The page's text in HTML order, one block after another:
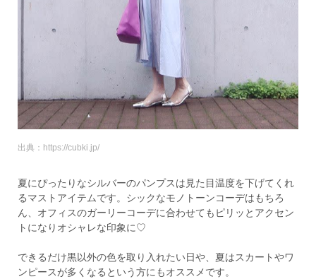
出典：https://cubki.jp/
夏にぴったりなシルバーのパンプスは見た目温度を下げてくれ
るマストアイテムです。シックなモノトーンコーデはもちろ
ん、オフィスのガーリーコーデに合わせてもピリッとアクセン
トになりオシャレな印象に♡
できるだけ黒以外の色を取り入れたい日や、夏はスカートやワ
ンピースが多くなるという方にもオススメです。